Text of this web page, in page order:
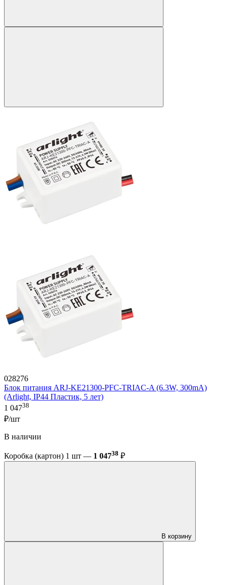
028276
Блок питания ARJ-KE21300-PFC-TRIAC-A (6.3W, 300mA)
(Arlight, IP44 Пластик, 5 лет)
1 04738
₽/шт
В наличии
Коробка (картон) 1 шт — 1 04738 ₽
В корзину